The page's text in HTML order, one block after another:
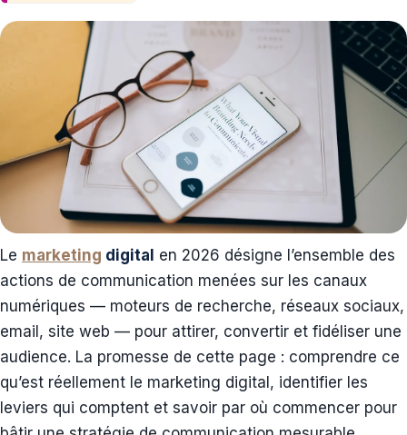
Le marketing digital en 2026 désigne l’ensemble des
actions de communication menées sur les canaux
numériques — moteurs de recherche, réseaux sociaux,
email, site web — pour attirer, convertir et fidéliser une
audience. La promesse de cette page : comprendre ce
qu’est réellement le marketing digital, identifier les
leviers qui comptent et savoir par où commencer pour